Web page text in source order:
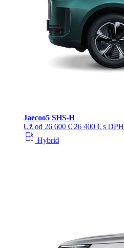
Jaecoo5 SHS-H
Už od 26 600 € 26 400 € s DPH
local_gas_station Hybrid